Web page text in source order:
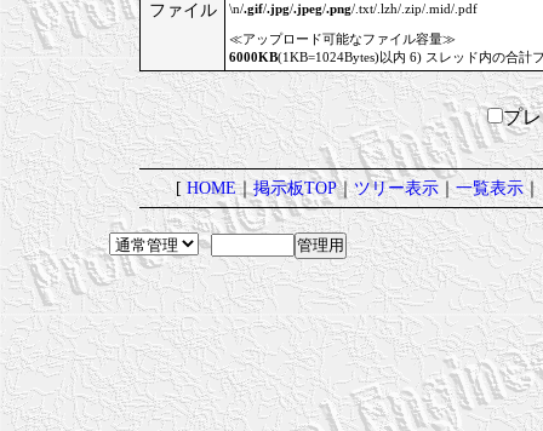
ファイル
\n/.gif/.jpg/.jpeg/.png/.txt/.lzh/.zip/.mid/.pdf
≪アップロード可能なファイル容量≫
6000KB(1KB=1024Bytes)以内 6) スレッド内の合計
プ
[HOME｜ 掲示板TOP｜ツリー表示｜一覧表示｜